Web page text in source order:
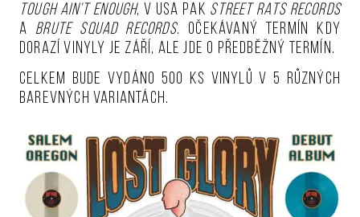
Tough Ain’t Enough, v USA pak Street Rats Records
a Brute Squad Records. Očekávaný termín kdy
dorazí vinyly je září, ale jde o předběžný termín.
Celkem bude vydáno 500 ks vinylů v 5 různých
barevných variantách.